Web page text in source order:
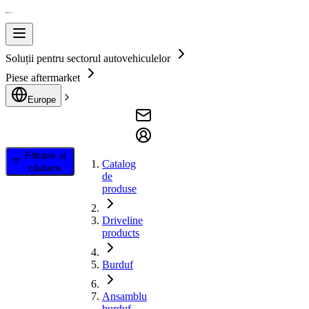
Soluții pentru sectorul autovehiculelor
Piese aftermarket
Europe
Filtrare și
căutare
Catalog
de
produse
Driveline
products
Burduf
Ansamblu